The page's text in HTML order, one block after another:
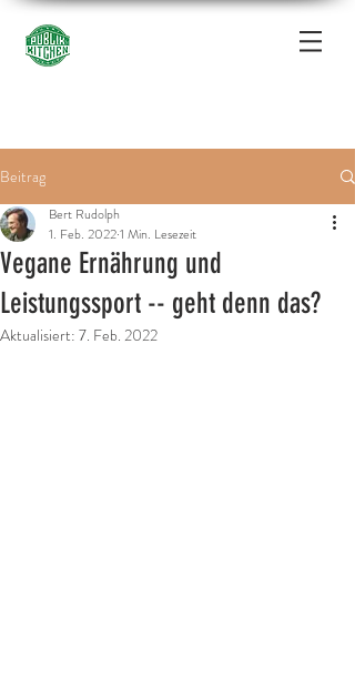
Beitrag
Vegane Ernährung und
Leistungssport -- geht denn das?
Bert Rudolph
1. Feb. 20221 Min. Lesezeit
Aktualisiert: 7. Feb. 2022